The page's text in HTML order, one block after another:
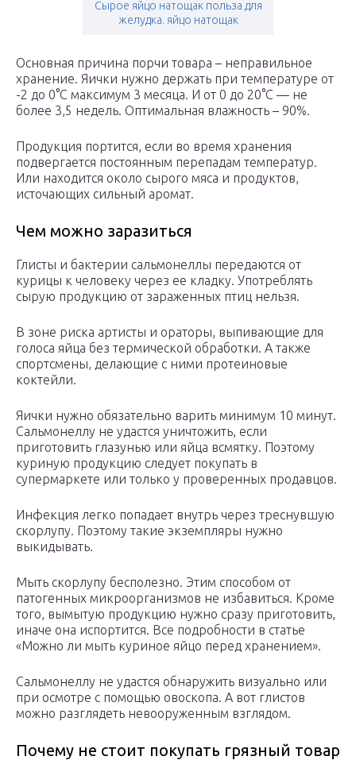
Сырое яйцо натощак польза для
желудка. яйцо натощак
Основная причина порчи товара – неправильное
хранение. Яички нужно держать при температуре от
-2 до 0°С максимум 3 месяца. И от 0 до 20°С — не
более 3,5 недель. Оптимальная влажность – 90%.
Продукция портится, если во время хранения
подвергается постоянным перепадам температур.
Или находится около сырого мяса и продуктов,
источающих сильный аромат.
Чем можно заразиться
Глисты и бактерии сальмонеллы передаются от
курицы к человеку через ее кладку. Употреблять
сырую продукцию от зараженных птиц нельзя.
В зоне риска артисты и ораторы, выпивающие для
голоса яйца без термической обработки. А также
спортсмены, делающие с ними протеиновые
коктейли.
Яички нужно обязательно варить минимум 10 минут.
Сальмонеллу не удастся уничтожить, если
приготовить глазунью или яйца всмятку. Поэтому
куриную продукцию следует покупать в
супермаркете или только у проверенных продавцов.
Инфекция легко попадает внутрь через треснувшую
скорлупу. Поэтому такие экземпляры нужно
выкидывать.
Мыть скорлупу бесполезно. Этим способом от
патогенных микроорганизмов не избавиться. Кроме
того, вымытую продукцию нужно сразу приготовить,
иначе она испортится. Все подробности в статье
«Можно ли мыть куриное яйцо перед хранением».
Сальмонеллу не удастся обнаружить визуально или
при осмотре с помощью овоскопа. А вот глистов
можно разглядеть невооруженным взглядом.
Почему не стоит покупать грязный товар